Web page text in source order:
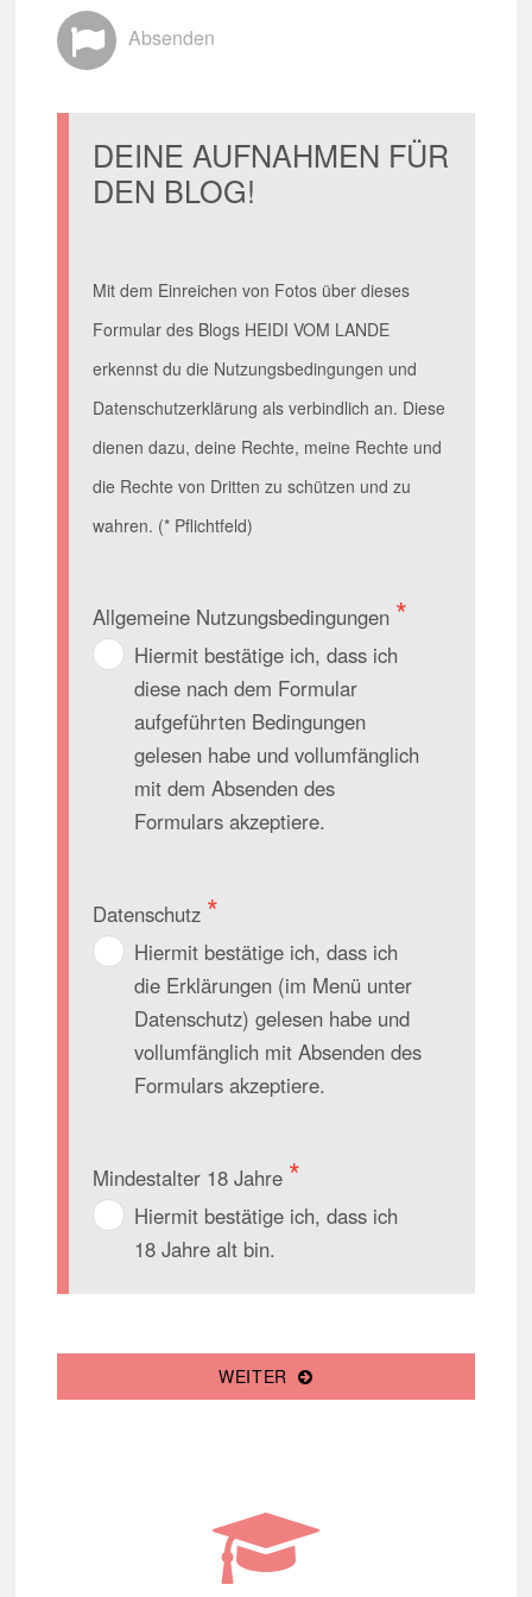
Absenden
DEINE AUFNAHMEN FÜR
DEN BLOG!
Mit dem Einreichen von Fotos über dieses
Formular des Blogs HEIDI VOM LANDE
erkennst du die Nutzungsbedingungen und
Datenschutzerklärung als verbindlich an. Diese
dienen dazu, deine Rechte, meine Rechte und
die Rechte von Dritten zu schützen und zu
wahren. (* Pflichtfeld)
Allgemeine Nutzungsbedingungen
Hiermit bestätige ich, dass ich
diese nach dem Formular
aufgeführten Bedingungen
gelesen habe und vollumfänglich
mit dem Absenden des
Formulars akzeptiere.
Datenschutz
Hiermit bestätige ich, dass ich
die Erklärungen (im Menü unter
Datenschutz) gelesen habe und
vollumfänglich mit Absenden des
Formulars akzeptiere.
Mindestalter 18 Jahre
Hiermit bestätige ich, dass ich
18 Jahre alt bin.
WEITER